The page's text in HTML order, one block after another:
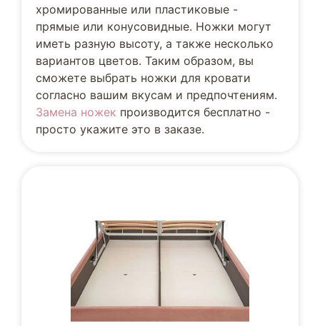
хромированные или пластиковые -
прямые или конусовидные. Ножки могут
иметь разную высоту, а также несколько
вариантов цветов. Таким образом, вы
сможете выбрать ножки для кровати
согласно вашим вкусам и предпочтениям.
Замена ножек производится бесплатно -
просто укажите это в заказе.